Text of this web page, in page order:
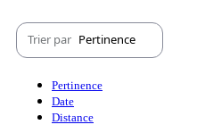
Trier par Pertinence
Pertinence
Date
Distance